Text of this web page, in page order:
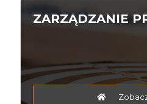
ZARZĄDZANIE